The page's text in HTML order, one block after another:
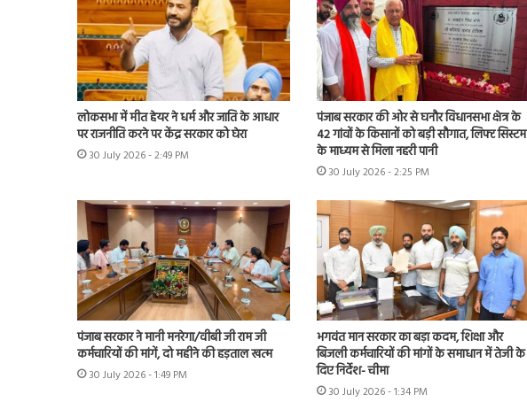
लोकसभा में मीत हेयर ने धर्म और जाति के आधार
पर राजनीति करने पर केंद्र सरकार को घेरा
30 July 2026 - 2:49 PM
पंजाब सरकार की ओर से घनौर विधानसभा क्षेत्र के
42 गांवों के किसानों को बड़ी सौगात, लिफ्ट सिस्टम
के माध्यम से मिला नहरी पानी
30 July 2026 - 2:25 PM
पंजाब सरकार ने मानी मनरेगा/वीबी जी राम जी
कर्मचारियों की मांगें, दो महीने की हड़ताल खत्म
30 July 2026 - 1:49 PM
भगवंत मान सरकार का बड़ा कदम, शिक्षा और
बिजली कर्मचारियों की मांगों के समाधान में तेजी के
दिए निर्देश- चीमा
30 July 2026 - 1:34 PM